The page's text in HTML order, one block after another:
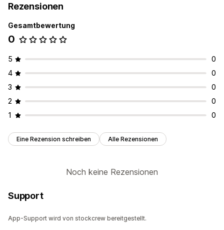
Rezensionen
Gesamtbewertung
0
5
0
4
0
3
0
2
0
1
0
Eine Rezension schreiben Alle Rezensionen
Noch keine Rezensionen
Support
App-Support wird von stockcrew bereitgestellt.